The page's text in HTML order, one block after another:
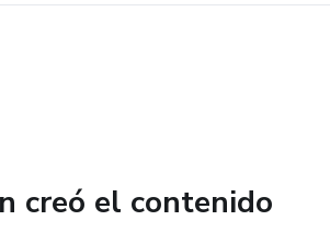
creó el contenido